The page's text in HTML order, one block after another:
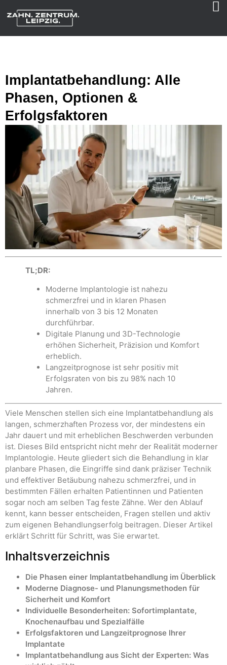
Implantatbehandlung: Alle
Phasen, Optionen &
Erfolgsfaktoren
TL;DR:
Moderne Implantologie ist nahezu
schmerzfrei und in klaren Phasen
innerhalb von 3 bis 12 Monaten
durchführbar.
Digitale Planung und 3D-Technologie
erhöhen Sicherheit, Präzision und Komfort
erheblich.
Langzeitprognose ist sehr positiv mit
Erfolgsraten von bis zu 98% nach 10
Jahren.
Viele Menschen stellen sich eine Implantatbehandlung als
langen, schmerzhaften Prozess vor, der mindestens ein
Jahr dauert und mit erheblichen Beschwerden verbunden
ist. Dieses Bild entspricht nicht mehr der Realität moderner
Implantologie. Heute gliedert sich die Behandlung in klar
planbare Phasen, die Eingriffe sind dank präziser Technik
und effektiver Betäubung nahezu schmerzfrei, und in
bestimmten Fällen erhalten Patientinnen und Patienten
sogar noch am selben Tag feste Zähne. Wer den Ablauf
kennt, kann besser entscheiden, Fragen stellen und aktiv
zum eigenen Behandlungserfolg beitragen. Dieser Artikel
erklärt Schritt für Schritt, was Sie erwartet.
Inhaltsverzeichnis
Die Phasen einer Implantatbehandlung im Überblick
Moderne Diagnose- und Planungsmethoden für
Sicherheit und Komfort
Individuelle Besonderheiten: Sofortimplantate,
Knochenaufbau und Spezialfälle
Erfolgsfaktoren und Langzeitprognose Ihrer
Implantate
Implantatbehandlung aus Sicht der Experten: Was